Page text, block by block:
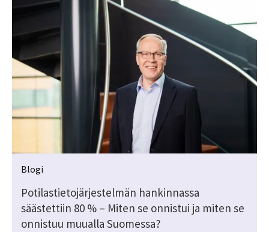
Blogi
Potilastietojärjestelmän hankinnassa
säästettiin 80 % – Miten se onnistui ja miten se
onnistuu muualla Suomessa?